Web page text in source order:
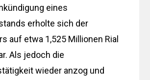
eines
erholte sich der
auf etwa 1,525 Millionen Rial
Als jedoch die
wieder anzog und